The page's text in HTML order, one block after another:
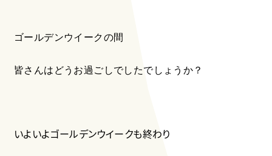
ゴールデンウイークの間
皆さんはどうお過ごしでしたでしょうか？
いよいよゴールデンウイークも終わり